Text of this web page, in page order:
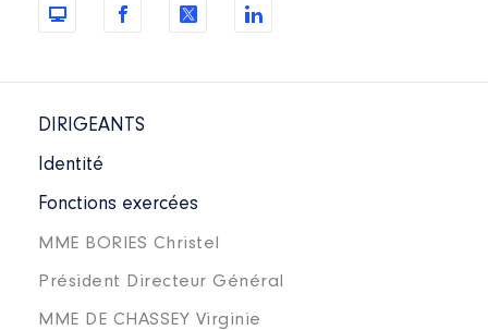
DIRIGEANTS
Identité
Fonctions exercées
MME BORIES Christel
Président Directeur Général
MME DE CHASSEY Virginie